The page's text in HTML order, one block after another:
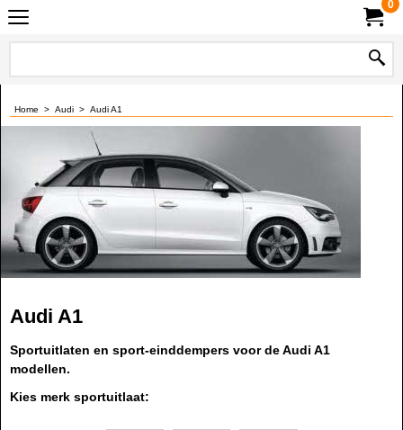
0
Home > Audi > Audi A1
Audi A1
Sportuitlaten en sport-einddempers voor de Audi A1
modellen.
Kies merk sportuitlaat: